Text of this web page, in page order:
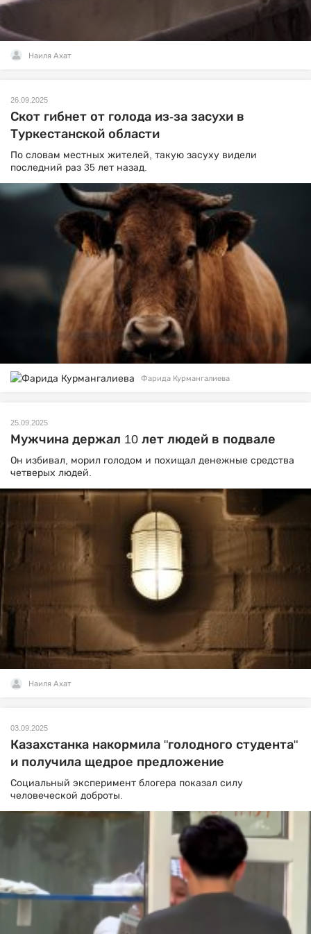
Наиля Ахат
26.09.2025
Скот гибнет от голода из-за засухи в
Туркестанской области
По словам местных жителей, такую засуху видели
последний раз 35 лет назад.
Фарида Курмангалиева
25.09.2025
Мужчина держал 10 лет людей в подвале
Он избивал, морил голодом и похищал денежные средства
четверых людей.
Наиля Ахат
03.09.2025
Казахстанка накормила "голодного студента"
и получила щедрое предложение
Социальный эксперимент блогера показал силу
человеческой доброты.